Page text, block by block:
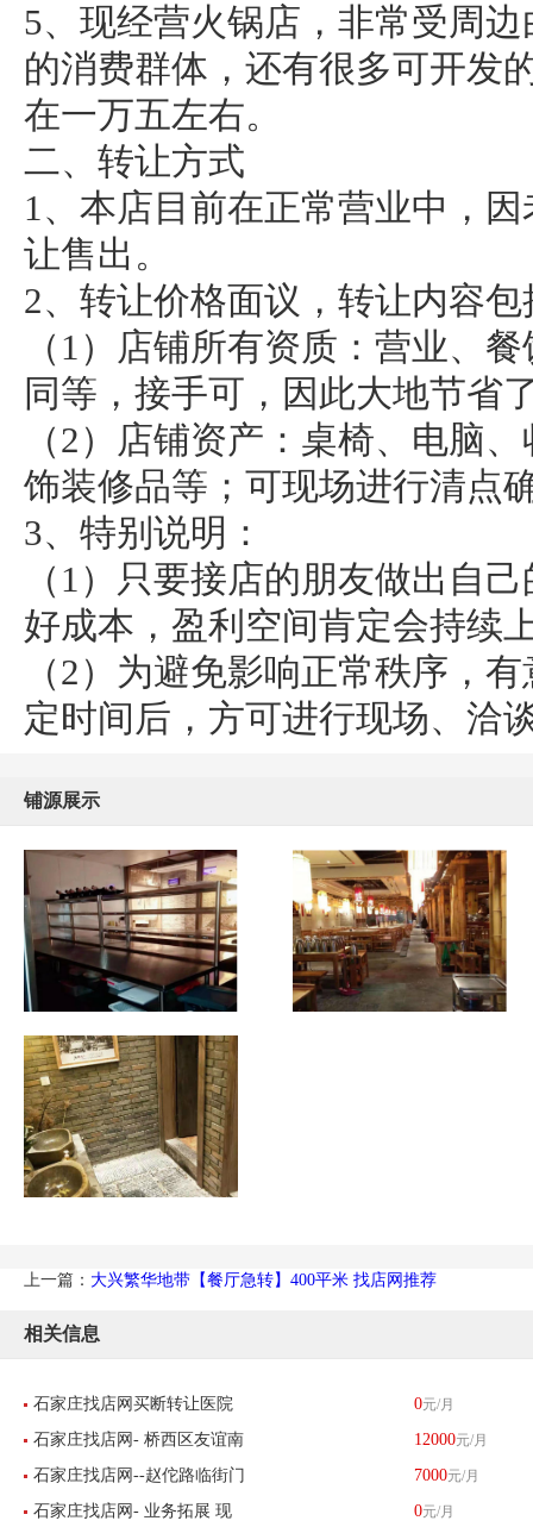
5、现经营火锅店，非常受周
的消费群体，还有很多可开发
在一万五左右。
二、转让方式
1、本店目前在正常营业中，
让售出。
2、转让价格面议，转让内容包
（1）店铺所有资质：营业、
同等，接手可，因此大地节省
（2）店铺资产：桌椅、电脑
饰装修品等；可现场进行清点
3、特别说明：
（1）只要接店的朋友做出自
好成本，盈利空间肯定会持续
（2）为避免影响正常秩序，
定时间后，方可进行现场、洽
铺源展示
上一篇： 大兴繁华地带【餐厅急转】400平米 找店网推荐
相关信息
石家庄找店网买断转让医院
及高端养老中心
0元/月
石家庄找店网- 桥西区友谊南
大街汇丰路高端汽车美容俱
12000元/月
石家庄找店网--赵佗路临街门
脸洗车店生意转让
7000元/月
石家庄找店网- 业务拓展 现 0元/月